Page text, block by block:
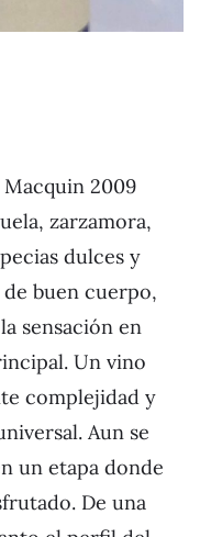
Macquin 2009
zarzamora,
dulces y
de buen cuerpo,
sensación en
Un vino
complejidad y
Aun se
un etapa donde
De una